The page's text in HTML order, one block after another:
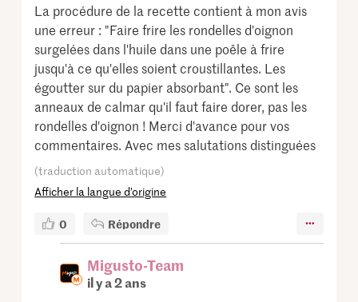
La procédure de la recette contient à mon avis
une erreur : "Faire frire les rondelles d'oignon
surgelées dans l'huile dans une poêle à frire
jusqu'à ce qu'elles soient croustillantes. Les
égoutter sur du papier absorbant". Ce sont les
anneaux de calmar qu'il faut faire dorer, pas les
rondelles d'oignon ! Merci d'avance pour vos
commentaires. Avec mes salutations distinguées
(traduction automatique)
Afficher la langue d’origine
0 Répondre
Migusto-Team
il y a 2 ans